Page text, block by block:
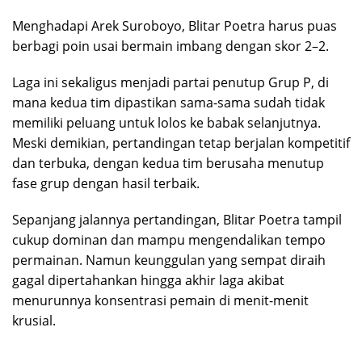
Menghadapi Arek Suroboyo, Blitar Poetra harus puas
berbagi poin usai bermain imbang dengan skor 2–2.
Laga ini sekaligus menjadi partai penutup Grup P, di
mana kedua tim dipastikan sama-sama sudah tidak
memiliki peluang untuk lolos ke babak selanjutnya.
Meski demikian, pertandingan tetap berjalan kompetitif
dan terbuka, dengan kedua tim berusaha menutup
fase grup dengan hasil terbaik.
Sepanjang jalannya pertandingan, Blitar Poetra tampil
cukup dominan dan mampu mengendalikan tempo
permainan. Namun keunggulan yang sempat diraih
gagal dipertahankan hingga akhir laga akibat
menurunnya konsentrasi pemain di menit-menit
krusial.